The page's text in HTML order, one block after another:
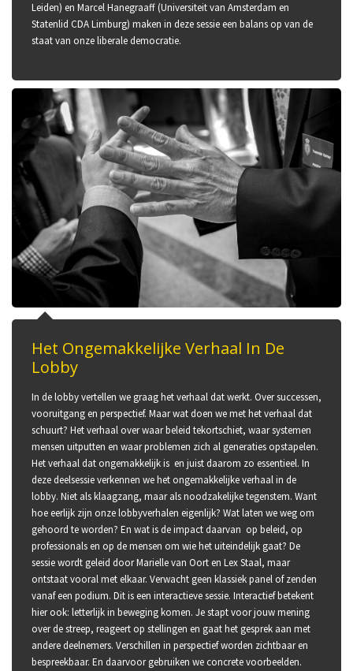
Leiden) en Marcel Hanegraaff (Universiteit van Amsterdam en
Statenlid CDA Limburg) maken in deze sessie een balans op van de
staat van onze liberale democratie.
Het Ongemakkelijke Verhaal In De
Lobby
In de lobby vertellen we graag het verhaal dat werkt. Over successen,
vooruitgang en perspectief. Maar wat doen we met het verhaal dat
schuurt? Het verhaal over waar beleid tekortschiet, waar systemen
mensen uitputten en waar problemen zich al generaties opstapelen.
Het verhaal dat ongemakkelijk is en juist daarom zo essentieel. In
deze deelsessie verkennen we het ongemakkelijke verhaal in de
lobby. Niet als klaagzang, maar als noodzakelijke tegenstem. Want
hoe eerlijk zijn onze lobbyverhalen eigenlijk? Wat laten we weg om
gehoord te worden? En wat is de impact daarvan op beleid, op
professionals en op de mensen om wie het uiteindelijk gaat? De
sessie wordt geleid door Marielle van Oort en Lex Staal, maar
ontstaat vooral met elkaar. Verwacht geen klassiek panel of zenden
vanaf een podium. Dit is een interactieve sessie. Interactief betekent
hier ook: letterlijk in beweging komen. Je stapt voor jouw mening
over de streep, reageert op stellingen en gaat het gesprek aan met
andere deelnemers. Verschillen in perspectief worden zichtbaar en
bespreekbaar. En daarvoor gebruiken we concrete voorbeelden.